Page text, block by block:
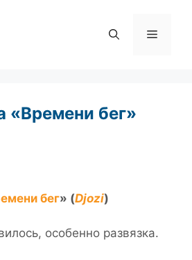
Меню
«Времени бег»
бег» (Djozi)
особенно развязка.